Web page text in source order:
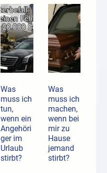
Was
muss ich
tun,
wenn ein
Angehöri
ger im
Urlaub
stirbt?
Was
muss ich
machen,
wenn bei
mir zu
Hause
jemand
stirbt?